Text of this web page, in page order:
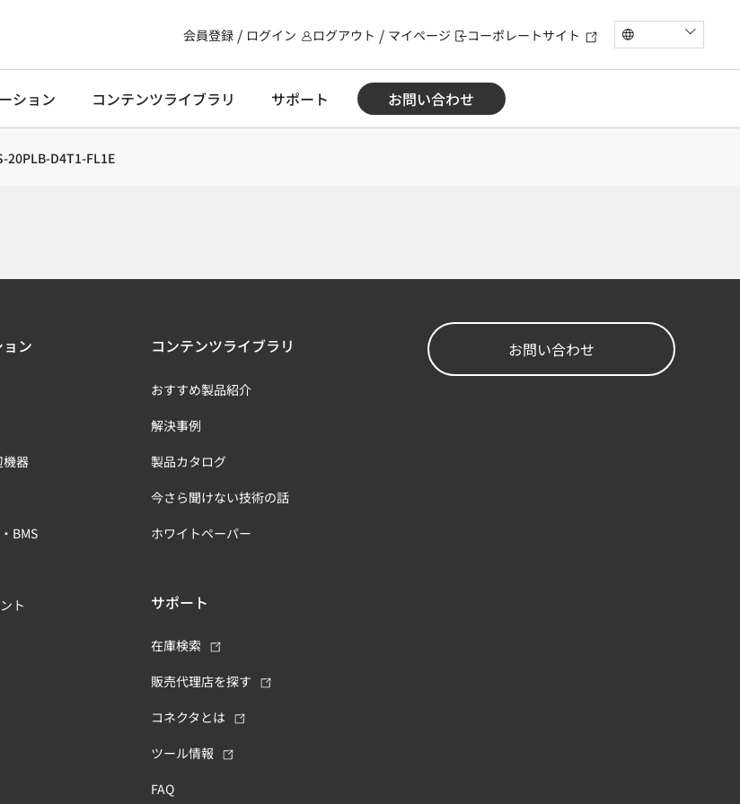
会員登録 ログイン ログアウト マイページ コーポレートサイト
ション コンテンツライブラリ サポート お問い合わせ
20PLB-D4T1-FL1E
ン
機器
BMS
ト
コンテンツライブラリ
おすすめ製品紹介
解決事例
製品カタログ
今さら聞けない技術の話
ホワイトペーパー
サポート
在庫検索
販売代理店を探す
コネクタとは
ツール情報
FAQ
お問い合わせ